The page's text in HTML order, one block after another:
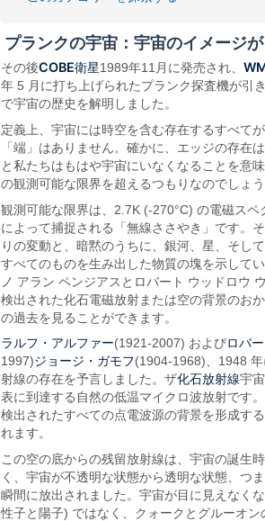
プランクの宇宙：宇宙のイメージ
その後COBE衛星1989年11月に発売され、
年 5 月に打ち上げられたプランク探査機が引
で宇宙の歴史を解明しました。
定義上、宇宙には時空を含む存在するすべて
「端」はありません。確かに、エッジの存在
と私たちはもはや宇宙にいなくなることを意
の観測可能な限界を超えるつもりなのでしょ
観測可能な限界は、2.7K (-270°C) の電磁スペ
によって捕捉される「無線ささやき」です。
りの変動と、暗黙のうちに、銀河、星、そし
すべてのものを生み出した物質の塊を示して
ノ アラン ペンジアスとロバート ウッドロウ
検出された化石電磁放射または空の背景のお
の過去を見ることができます。
ラルフ・アルファー(1921-2007) およびロバ
1997)ジョージ・ガモフ(1904-1968)、1948
射線の存在を予言しました。ザ化石放射線宇
表に到達する自然の低温マイクロ波放射です
検出されたすべての点電波源の背景を形成す
れます。
この空の底からの残留放射線は、宇宙の誕生
く、宇宙が不透明な状態から透明な状態、つ
瞬間に放出されました。宇宙が目に見えなく
性子と陽子) ではなく、クォークとグルーオ